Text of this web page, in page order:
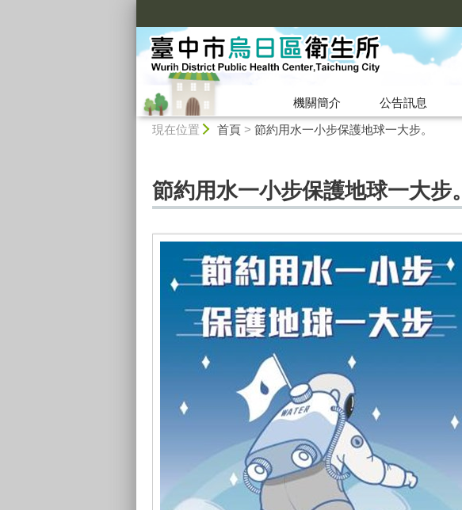
機關簡介 公告訊息
現在位置 首頁> 節約用水一小步保護地球一大步。
節約用水一小步保護地球一大步。